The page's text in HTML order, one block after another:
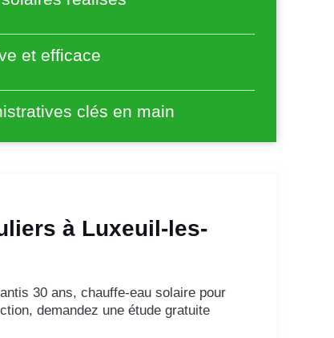
et efficace
clés en main
à Luxeuil-les-
30 ans, chauffe-eau solaire pour
demandez une étude gratuite